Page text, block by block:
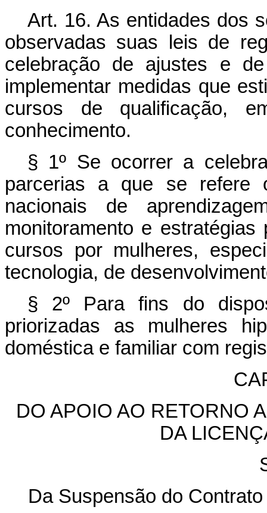
Art. 16. As entidades dos
observadas suas leis de
celebração de ajustes e
implementar medidas que
cursos de qualificação,
conhecimento.
§ 1º Se ocorrer a
parcerias a que se
nacionais de
monitoramento e
cursos por mulheres,
tecnologia, de
§ 2º Para fins do
priorizadas as mulheres
doméstica e familiar com
DO APOIO AO RETORNO
DA
Da Suspensão do